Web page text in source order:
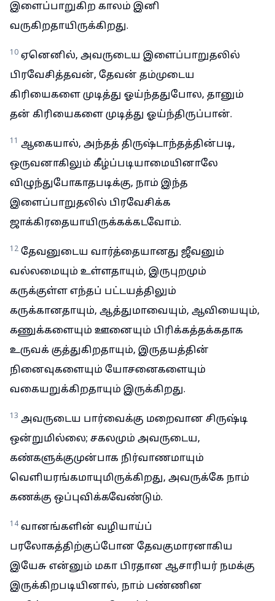
இளைப்பாறுகிற காலம் இனி
வருகிறதாயிருக்கிறது.
10 ஏனெனில், அவருடைய இளைப்பாறுதலில்
பிரவேசித்தவன், தேவன் தம்முடைய
கிரியைகளை முடித்து ஓய்ந்ததுபோல, தானும்
தன் கிரியைகளை முடித்து ஓய்ந்திருப்பான்.
11 ஆகையால், அந்தத் திருஷ்டாந்தத்தின்படி,
ஒருவனாகிலும் கீழ்ப்படியாமையினாலே
விழுந்துபோகாதபடிக்கு, நாம் இந்த
இளைப்பாறுதலில் பிரவேசிக்க
ஜாக்கிரதையாயிருக்கக்கடவோம்.
12 தேவனுடைய வார்த்தையானது ஜீவனும்
வல்லமையும் உள்ளதாயும், இருபுறமும்
கருக்குள்ள எந்தப் பட்டயத்திலும்
கருக்கானதாயும், ஆத்துமாவையும், ஆவியையும்,
கணுக்களையும் ஊனையும் பிரிக்கத்தக்கதாக
உருவக் குத்துகிறதாயும், இருதயத்தின்
நினைவுகளையும் யோசனைகளையும்
வகையறுக்கிறதாயும் இருக்கிறது.
13 அவருடைய பார்வைக்கு மறைவான சிருஷ்டி
ஒன்றுமில்லை; சகலமும் அவருடைய,
கண்களுக்குமுன்பாக நிர்வாணமாயும்
வெளியரங்கமாயுமிருக்கிறது, அவருக்கே நாம்
கணக்கு ஒப்புவிக்கவேண்டும்.
14 வானங்களின் வழியாய்ப்
பரலோகத்திற்குப்போன தேவகுமாரனாகிய
இயேசு என்னும் மகா பிரதான ஆசாரியர் நமக்கு
இருக்கிறபடியினால், நாம் பண்ணின